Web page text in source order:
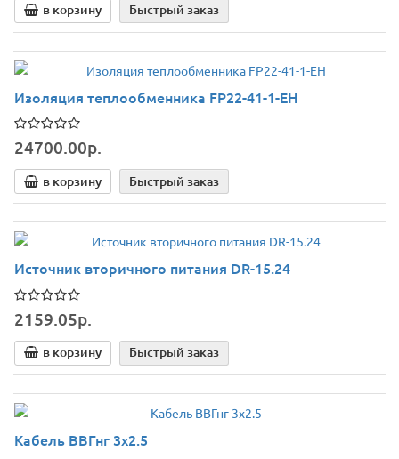
в корзину Быстрый заказ
Изоляция теплообменника FP22-41-1-EH
24700.00р.
в корзину Быстрый заказ
Источник вторичного питания DR-15.24
2159.05р.
в корзину Быстрый заказ
Кабель ВВГнг 3х2.5